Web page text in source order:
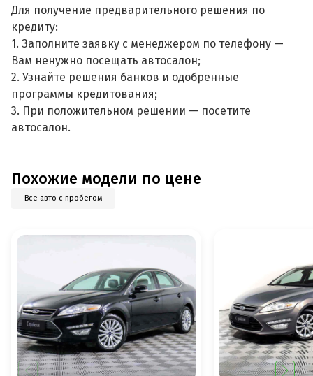
Для получение предварительного решения по
кредиту:
1. Заполните заявку с менеджером по телефону —
Вам ненужно посещать автосалон;
2. Узнайте решения банков и одобренные
программы кредитования;
3. При положительном решении — посетите
автосалон.
Похожие модели по цене
Все авто с пробегом